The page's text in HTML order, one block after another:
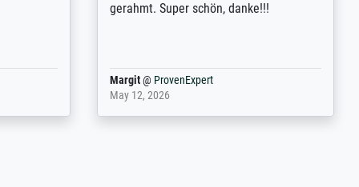
problème. Merci à toute l'équipe ! Hervé
Anonym@ProvenExpert
March 31, 2025